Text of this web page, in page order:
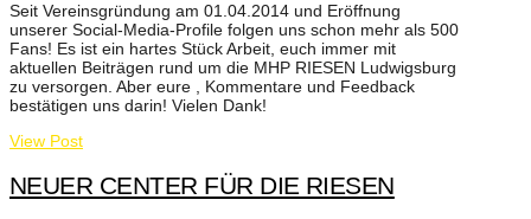
Seit Vereinsgründung am 01.04.2014 und Eröffnung
unserer Social-Media-Profile folgen uns schon mehr als 500
Fans! Es ist ein hartes Stück Arbeit, euch immer mit
aktuellen Beiträgen rund um die MHP RIESEN Ludwigsburg
zu versorgen. Aber eure , Kommentare und Feedback
bestätigen uns darin! Vielen Dank!
View Post
NEUER CENTER FÜR DIE RIESEN